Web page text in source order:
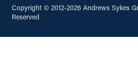
Copyright © 2012-2026 Andrews Sykes
Reserved